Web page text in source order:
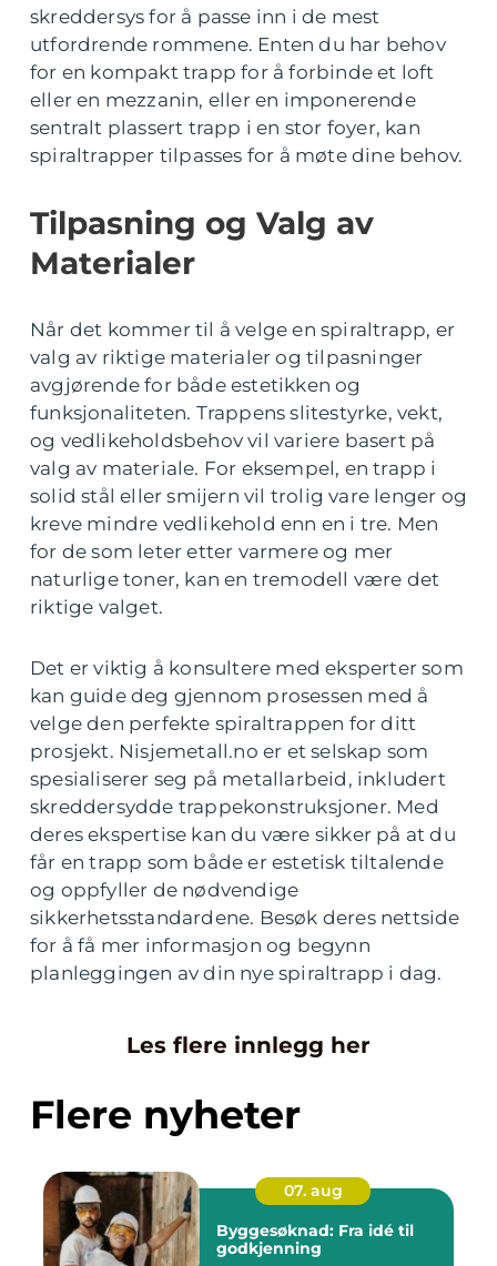
skreddersys for å passe inn i de mest
utfordrende rommene. Enten du har behov
for en kompakt trapp for å forbinde et loft
eller en mezzanin, eller en imponerende
sentralt plassert trapp i en stor foyer, kan
spiraltrapper tilpasses for å møte dine behov.
Tilpasning og Valg av
Materialer
Når det kommer til å velge en spiraltrapp, er
valg av riktige materialer og tilpasninger
avgjørende for både estetikken og
funksjonaliteten. Trappens slitestyrke, vekt,
og vedlikeholdsbehov vil variere basert på
valg av materiale. For eksempel, en trapp i
solid stål eller smijern vil trolig vare lenger og
kreve mindre vedlikehold enn en i tre. Men
for de som leter etter varmere og mer
naturlige toner, kan en tremodell være det
riktige valget.
Det er viktig å konsultere med eksperter som
kan guide deg gjennom prosessen med å
velge den perfekte spiraltrappen for ditt
prosjekt. Nisjemetall.no er et selskap som
spesialiserer seg på metallarbeid, inkludert
skreddersydde trappekonstruksjoner. Med
deres ekspertise kan du være sikker på at du
får en trapp som både er estetisk tiltalende
og oppfyller de nødvendige
sikkerhetsstandardene. Besøk deres nettside
for å få mer informasjon og begynn
planleggingen av din nye spiraltrapp i dag.
Les flere innlegg her
Flere nyheter
07. aug
Byggesøknad: Fra idé til
godkjenning